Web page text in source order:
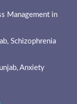
Management in
Schizophrenia
Anxiety